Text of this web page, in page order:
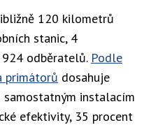
120 kilometrů
stanic, 4
924 odběratelů. Podle
primátorů dosahuje
instalacím
efektivity, 35 procent